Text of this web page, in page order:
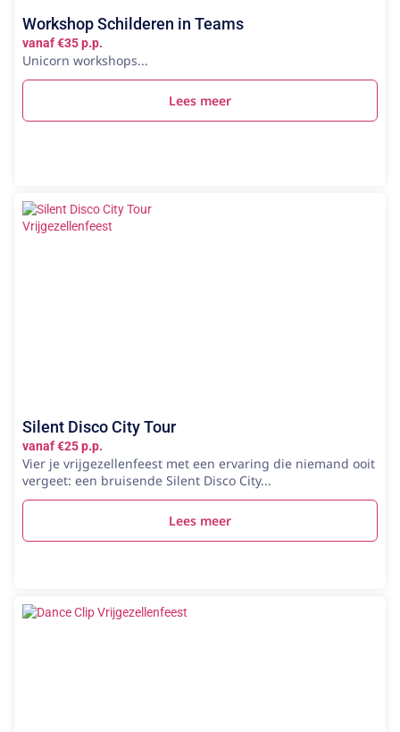
Workshop Schilderen in Teams
vanaf €35 p.p.
Unicorn workshops...
Lees meer
Silent Disco City Tour
vanaf €25 p.p.
Vier je vrijgezellenfeest met een ervaring die niemand ooit
vergeet: een bruisende Silent Disco City...
Lees meer